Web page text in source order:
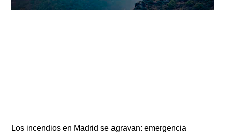
Los incendios en Madrid se agravan: emergencia